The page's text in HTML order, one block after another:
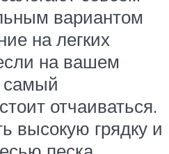
вариантом
на легких
на вашем
самый
отчаиваться.
высокую грядку и